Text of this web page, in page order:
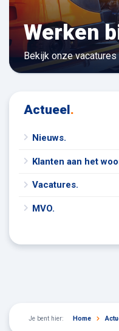
Werken
Bekijk onze vacatures
Actueel.
Nieuws.
Klanten aan het
Vacatures.
MVO.
Je bent hier: Home